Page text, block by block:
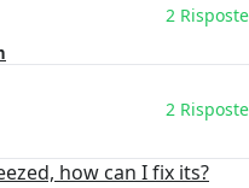
2 Risposte
2 Risposte
how can I fix its?